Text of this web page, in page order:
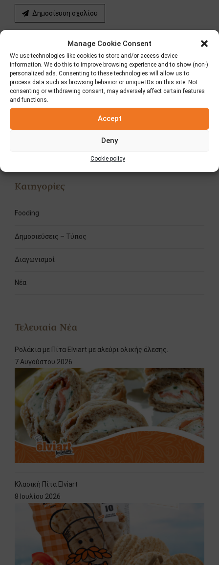
Manage Cookie Consent
We use technologies like cookies to store and/or access device
information. We do this to improve browsing experience and to show (non-)
personalized ads. Consenting to these technologies will allow us to
process data such as browsing behavior or unique IDs on this site. Not
consenting or withdrawing consent, may adversely affect certain features
and functions.
Accept
Deny
Cookie policy
Δημοσίευση σχολίου
ΠΡΟΗΓΟΥΜΕΝΟ
Μέρα Χαράς!
Elviart - Διαγωνισμός
Μαΐου
Κατηγορίες
Fooding
Δημοσιεύσεις – Τύπος
Διαγωνισμοί
Νέα
Τελευταία Νέα
Ρολάκια με Πίτα Elviart με αλεύρι ολικής άλεσης.
7 Αυγούστου 2026
Κλασική Πίτα Elviart
8 Ιουλίου 2026